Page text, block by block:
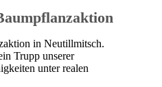
in Neutillmitsch.
Trupp unserer
unter realen